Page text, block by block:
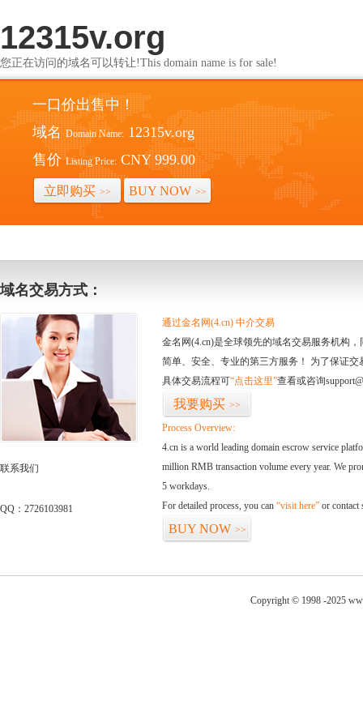
12315v.org
您正在访问的域名可以转让!This domain name is for sale!
一口价出售中！
域名 Domain Name: 12315v.org
售价 Listing Price: CNY 999.00
立即购买 >> BUY NOW >>
域名交易方式：
联系我们
QQ：2726103981
通过金名网(4.cn) 中介交易
金名网(4.cn)是全球领先的域名交易服务机构
简单、安全、专业的第三方服务！ 为了保证
具体交易流程可“点击这里”查看或咨询
我要购买 >>
Process Overview:
4.cn is a world leading domain escrow service
million RMB transaction volume every year. We
5 workdays.
For detailed process, you can “visit here” or contact
BUY NOW >>
Copyright © 1998 -2025